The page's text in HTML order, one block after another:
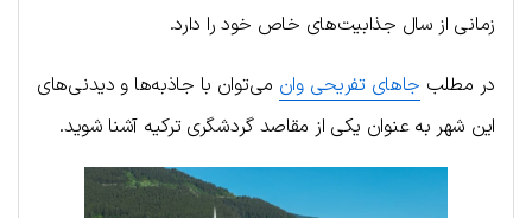
زمانی از سال جذابیت‌های خاص خود را دارد.
در مطلب جاهای تفریحی وان می‌توان با جاذبه‌ها و دیدنی‌های
این شهر به عنوان یکی از مقاصد گردشگری ترکیه آشنا شوید.